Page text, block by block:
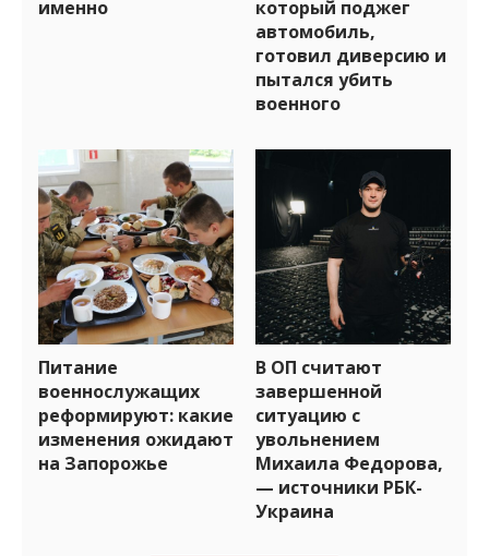
именно
который поджег
автомобиль,
готовил диверсию и
пытался убить
военного
Питание
военнослужащих
реформируют: какие
изменения ожидают
на Запорожье
В ОП считают
завершенной
ситуацию с
увольнением
Михаила Федорова,
— источники РБК-
Украина